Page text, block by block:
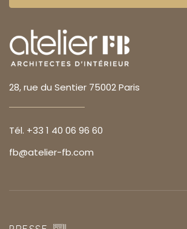
28, rue du Sentier 75002 Paris
Tél. +33 1 40 06 96 60
fb@atelier-fb.com